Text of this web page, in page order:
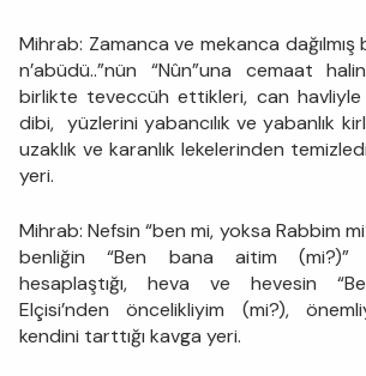
Mihrab: Zamanca ve mekanca dağılmış
n’abüdü..”nün “Nûn”una cemaat
birlikte teveccüh ettikleri, can havliyle
dibi, yüzlerini yabancılık ve yabanlık
uzaklık ve karanlık lekelerinden
yeri.
Mihrab: Nefsin “ben mi, yoksa Rabbim
benliğin “Ben bana aitim (mi?)”
hesaplaştığı, heva ve hevesin
Elçisi’nden öncelikliyim (mi?),
kendini tarttığı kavga yeri.